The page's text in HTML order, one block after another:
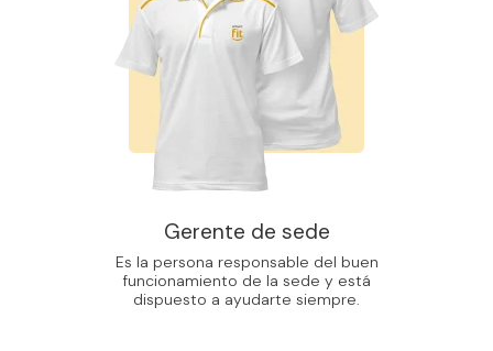
Gerente de sede
Es la persona responsable del buen
funcionamiento de la sede y está
dispuesto a ayudarte siempre.